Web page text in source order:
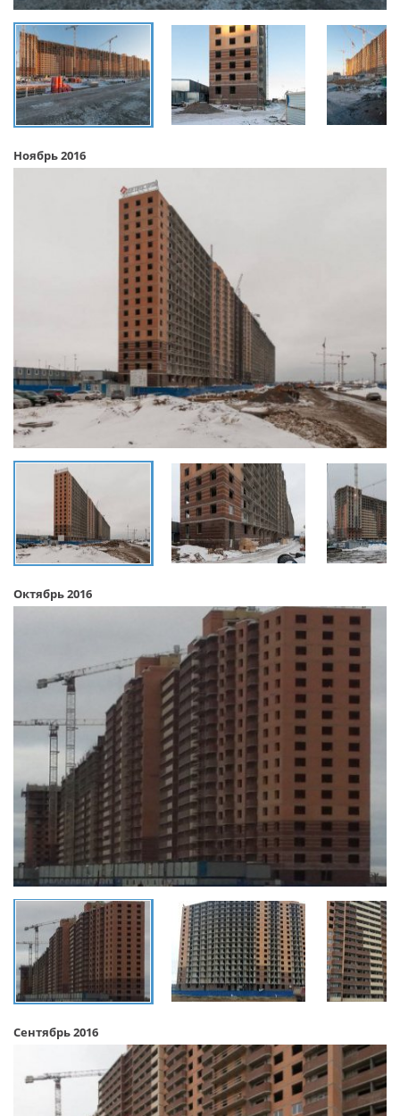
Ноябрь 2016
Октябрь 2016
Сентябрь 2016